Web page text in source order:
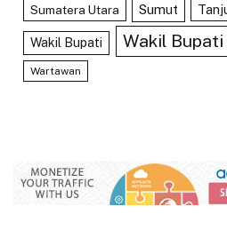
Sumatera Utara Sumut
Wakil Bupati Wakil
Wartawan